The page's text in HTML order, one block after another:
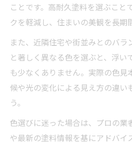
ことです。高耐久塗料を選ぶこと
クを軽減し、住まいの美観を長期
また、近隣住宅や街並みとのバラ
と著しく異なる色を選ぶと、浮い
も少なくありません。実際の色見
候や光の変化による見え方の違い
う。
色選びに迷った場合は、プロの業
や最新の塗料情報を基にアドバイ